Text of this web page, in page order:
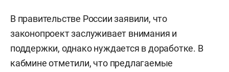
В правительстве России заявили, что
законопроект заслуживает внимания и
поддержки, однако нуждается в доработке. В
кабмине отметили, что предлагаемые